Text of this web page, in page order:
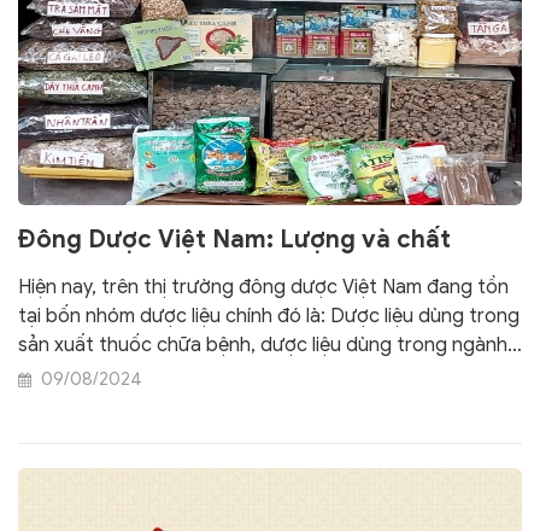
Đông Dược Việt Nam: Lượng và chất
Hiện nay, trên thị trường đông dược Việt Nam đang tồn
tại bốn nhóm dược liệu chính đó là: Dược liệu dùng trong
sản xuất thuốc chữa bệnh, dược liệu dùng trong ngành
mỹ phẩm; dùng trong thực phẩm bảo vệ sức khỏe; cuối
09/08/2024